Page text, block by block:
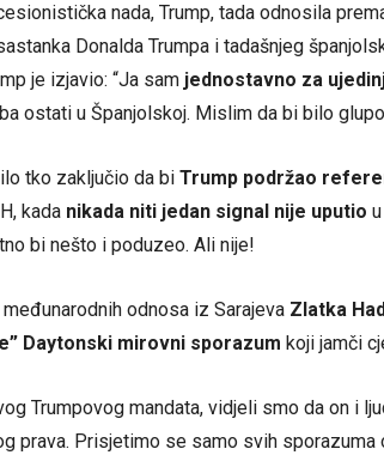
nada, Trump, tada odnosila
Donalda Trumpa i tadašnjeg
je izjavio: “Ja sam jednostavno za
ostati u Španjolskoj. Mislim da bi bilo
tko zaključio da bi Trump podržao
kada nikada niti jedan signal nije uputio
bi nešto i poduzeo. Ali nije!
odnosa iz Sarajeva Zlatka
Daytonski mirovni sporazum koji jamči
Trumpovog mandata, vidjeli smo da on i
prava. Prisjetimo se samo svih sporazuma